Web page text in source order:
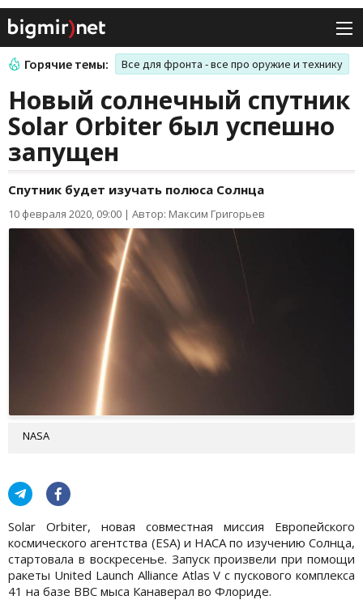
Горячие темы: Все для фронта - все про оружие и технику
Новый солнечный спутник
Solar Orbiter был успешно
запущен
Спутник будет изучать полюса Солнца
10 февраля 2020, 09:00 | Автор: Максим Григорьев
NASA
Solar Orbiter, новая совместная миссия Европейского
космического агентства (ESA) и НАСА по изучению Солнца,
стартовала в воскресенье. Запуск произвели при помощи
ракеты United Launch Alliance Atlas V с пускового комплекса
41 на базе ВВС мыса Канаверал во Флориде.